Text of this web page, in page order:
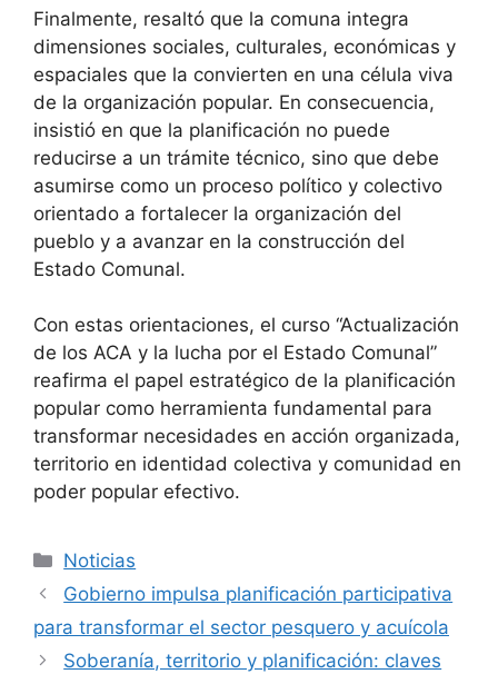
Finalmente, resaltó que la comuna integra
dimensiones sociales, culturales, económicas y
espaciales que la convierten en una célula viva
de la organización popular. En consecuencia,
insistió en que la planificación no puede
reducirse a un trámite técnico, sino que debe
asumirse como un proceso político y colectivo
orientado a fortalecer la organización del
pueblo y a avanzar en la construcción del
Estado Comunal.
Con estas orientaciones, el curso “Actualización
de los ACA y la lucha por el Estado Comunal”
reafirma el papel estratégico de la planificación
popular como herramienta fundamental para
transformar necesidades en acción organizada,
territorio en identidad colectiva y comunidad en
poder popular efectivo.
Noticias
Gobierno impulsa planificación participativa
para transformar el sector pesquero y acuícola
Soberanía, territorio y planificación: claves